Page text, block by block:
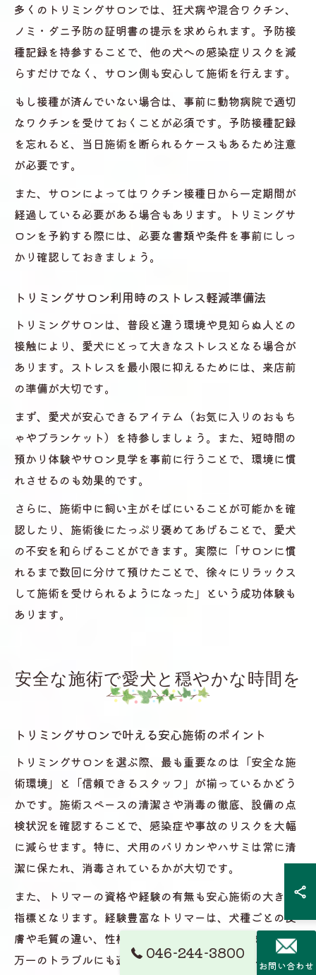
多くのトリミングサロンでは、狂犬病や混合ワクチン、
ノミ・ダニ予防の証明書の提示を求められます。予防接
種記録を持参することで、他の犬への感染症リスクを減
らすだけでなく、サロン側も安心して施術を行えます。
もし接種が済んでいない場合は、事前に動物病院で適切
なワクチンを受けておくことが必須です。予防接種記録
を忘れると、当日施術を断られるケースもあるため注意
が必要です。
また、サロンによってはワクチン接種日から一定期間が
経過している必要がある場合もあります。トリミングサ
ロンを予約する際には、必要な書類や条件を事前にしっ
かり確認しておきましょう。
トリミングサロン利用時のストレス軽減準備法
トリミングサロンは、普段と違う環境や見知らぬ人との
接触により、愛犬にとって大きなストレスとなる場合が
あります。ストレスを最小限に抑えるためには、来店前
の準備が大切です。
まず、愛犬が安心できるアイテム（お気に入りのおもち
ゃやブランケット）を持参しましょう。また、短時間の
預かり体験やサロン見学を事前に行うことで、環境に慣
れさせるのも効果的です。
さらに、施術中に飼い主がそばにいることが可能かを確
認したり、施術後にたっぷり褒めてあげることで、愛犬
の不安を和らげることができます。実際に「サロンに慣
れるまで数回に分けて預けたことで、徐々にリラックス
して施術を受けられるようになった」という成功体験も
あります。
安全な施術で愛犬と穏やかな時間を
トリミングサロンで叶える安心施術のポイント
トリミングサロンを選ぶ際、最も重要なのは「安全な施
術環境」と「信頼できるスタッフ」が揃っているかどう
かです。施術スペースの清潔さや消毒の徹底、設備の点
検状況を確認することで、感染症や事故のリスクを大幅
に減らせます。特に、犬用のバリカンやハサミは常に清
潔に保たれ、消毒されているかが大切です。
また、トリマーの資格や経験の有無も安心施術の大きな
指標となります。経験豊富なトリマーは、犬種ごとの皮
膚や毛質の違い、性格やストレス反応を把握しており、
万一のトラブルにも適切に対応できます。カウンセリン
046-244-3800
お問い合わせ